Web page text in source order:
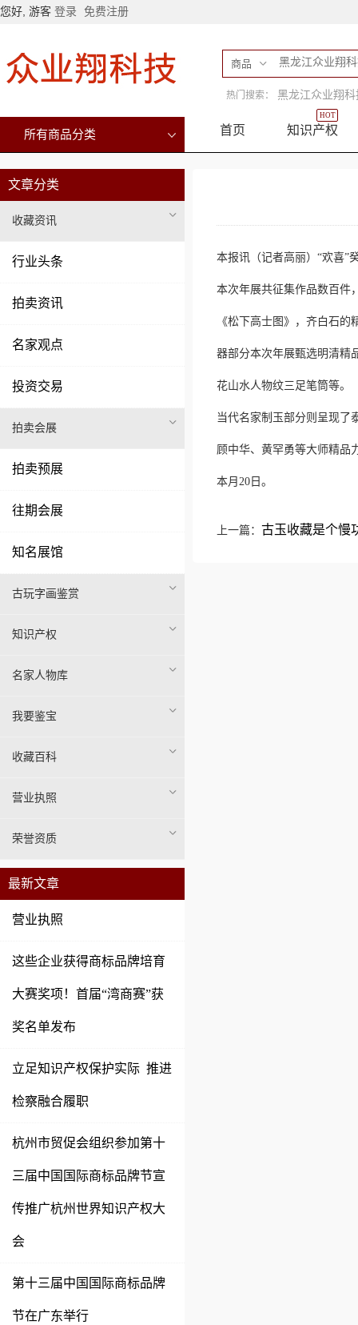
您好, 游客 登录 免费注册
商品
热门搜索： 黑龙江众业翔
所有商品分类 首页 知识产权
HOT
文章分类
收藏资讯
行业头条
拍卖资讯
名家观点
投资交易
拍卖会展
拍卖预展
往期会展
知名展馆
古玩字画鉴赏
知识产权
名家人物库
我要鉴宝
收藏百科
营业执照
荣誉资质
最新文章
营业执照
这些企业获得商标品牌培育
大赛奖项！首届“湾商赛”获
奖名单发布
立足知识产权保护实际 推进
检察融合履职
杭州市贸促会组织参加第十
三届中国国际商标品牌节宣
传推广杭州世界知识产权大
会
第十三届中国国际商标品牌
节在广东举行
本报讯（记者高丽）“欢喜”
本次年展共征集作品数百件
《松下高士图》，齐白石
器部分本次年展甄选明清精
花山水人物纹三足笔筒等。
当代名家制玉部分则呈现了
顾中华、黄罕勇等大师精品
本月20日。
上一篇： 古玉收藏是个慢